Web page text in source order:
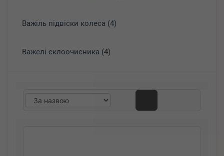
Важіль підвіски колеса (4)
Важелі склоочисника (4)